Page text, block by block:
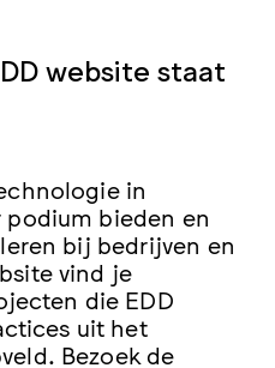
website staat
in
bieden en
bij bedrijven en
vind je
die EDD
uit het
Bezoek de